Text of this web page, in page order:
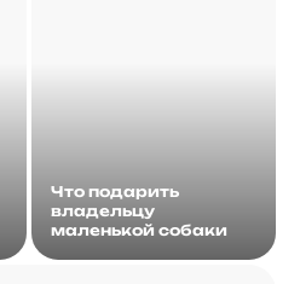
Что подарить
владельцу
маленькой собаки